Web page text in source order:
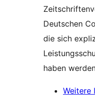
Deutschen
die sich
haben
Weitere